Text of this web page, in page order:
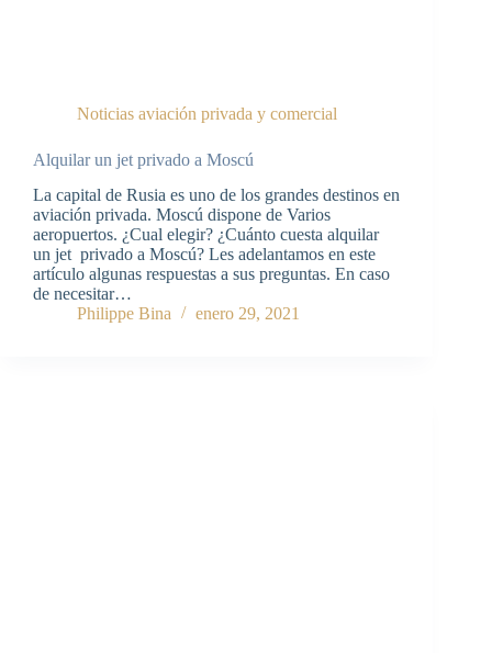
Noticias aviación privada y comercial
Alquilar un jet privado a Moscú
La capital de Rusia es uno de los grandes destinos en
aviación privada. Moscú dispone de Varios
aeropuertos. ¿Cual elegir? ¿Cuánto cuesta alquilar
un jet privado a Moscú? Les adelantamos en este
artículo algunas respuestas a sus preguntas. En caso
de necesitar…
Philippe Bina
enero 29, 2021